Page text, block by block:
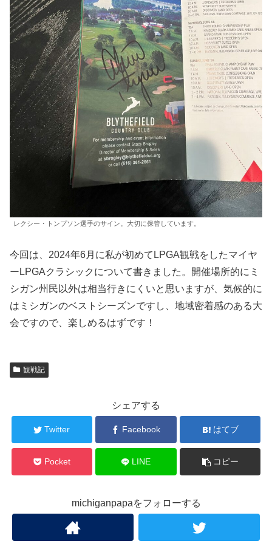
レクシー・トンプソン選手のサイン。大切に保管しています。
今回は、2024年6月に私が初めてLPGA観戦をしたマイヤ
ーLPGAクラシックについて書きました。開催場所的にミ
シガン州民以外は相当行きにくいと思いますが、気候的に
はミシガンのベストシーズンですし、地域密着感のある大
会ですので、楽しめるはずです！
観戦記
シェアする
Twitter Facebook はてブ
Pocket LINE コピー
michiganpapaをフォローする